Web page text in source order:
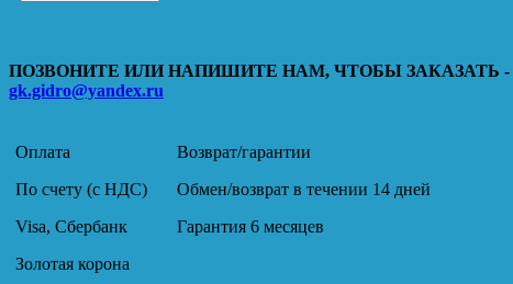
ПОЗВОНИТЕ ИЛИ НАПИШИТЕ НАМ, ЧТОБЫ ЗАКАЗАТЬ -
gk.gidro@yandex.ru
Оплата
По счету (с НДС)
Visa, Сбербанк
Золотая корона
Возврат/гарантии
Обмен/возврат в течении 14 дней
Гарантия 6 месяцев